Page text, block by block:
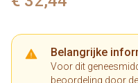
Belangrijke
Voor dit
beoordeling door